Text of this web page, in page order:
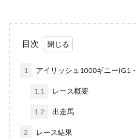
目次
1 アイリッシュ1000ギニー(G1
1.1 レース概要
1.2 出走馬
2 レース結果